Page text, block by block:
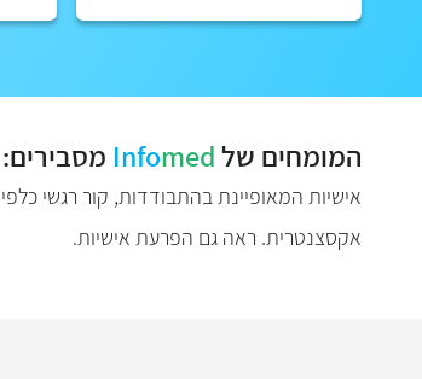
המומחים של Infomed מסבירים:
אישיות המאופיינת בהתבודדות, קור רגשי
אקסצנטרית. ראה גם הפרעת אישיות.